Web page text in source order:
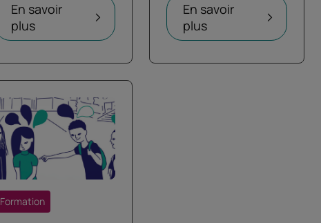
En savoir
plus
En savoir
plus
Formation